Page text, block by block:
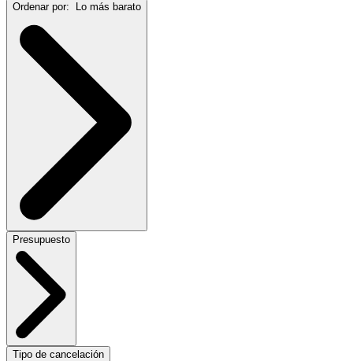
Ordenar por:
Lo más barato
Presupuesto
Tipo de cancelación